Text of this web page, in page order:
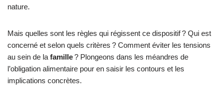
nature.
Mais quelles sont les règles qui régissent ce dispositif ? Qui est
concerné et selon quels critères ? Comment éviter les tensions
au sein de lafamille? Plongeons dans les méandres de
l’obligation alimentaire pour en saisir les contours et les
implications concrètes.